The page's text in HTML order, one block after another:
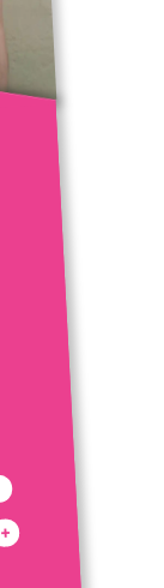
+